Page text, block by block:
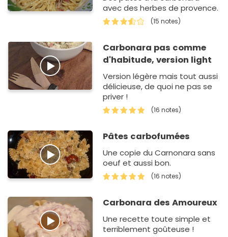
avec des herbes de provence.
(15 notes)
Carbonara pas comme
d'habitude, version light
Version légère mais tout aussi
délicieuse, de quoi ne pas se
priver !
(16 notes)
Pâtes carbofumées
Une copie du Carnonara sans
oeuf et aussi bon.
(16 notes)
Carbonara des Amoureux
Une recette toute simple et
terriblement goûteuse !